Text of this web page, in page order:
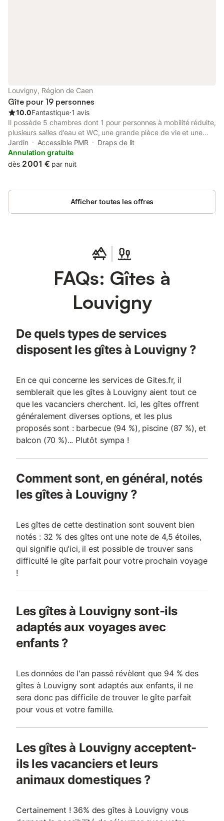
Louvigny, Région de Caen
Gîte pour 19 personnes
10.0Fantastique⋅1 avis
Il possède 5 chambres dont 1 pour personnes à mobilité réduite,
plusieurs salles d'eau et WC, une grande pièce de vie et une
cuisine professionnelle.Vous séjournerez dans l'ancienne grange
de ce magnifique Domaine datant de 1780 . Ses 300m2 vous
offriront, le temps d'un week-end ou d'un séjour, le confort,
tout en pierre de Caen et poutre apparentes, une cuisine
équipée semi-professionnelle avec piano gaz, four électrique,
micro-ondes et chambre froide. 19 couchages répartis en 5
et 1 chambre de 3) et une mezzanine où abrite un coin repos.
Différents espaces de repos sont également proposés. Les
écuries ouvertes et sa cour de 300m2 entierement clos vous
permettra de profiter des extérieurs pour les repas en période
profiter du pré avec nos chevaux.
Jardin Accessible PMR
Draps de lit
Annulation gratuite
dès 2 001 € par nuit
Afficher toutes les offres
FAQs: Gîtes à
Louvigny
De quels types de services
disposent les gîtes à Louvigny ?
En ce qui concerne les services de Gites.fr, il
semblerait que les gîtes à Louvigny aient tout ce
que les vacanciers cherchent. Ici, les gîtes offrent
généralement diverses options, et les plus
proposés sont : barbecue (94 %), piscine (87 %), et
balcon (70 %)... Plutôt sympa !
Comment sont, en général, notés
les gîtes à Louvigny ?
Les gîtes de cette destination sont souvent bien
notés : 32 % des gîtes ont une note de 4,5 étoiles,
qui signifie qu'ici, il est possible de trouver sans
difficulté le gîte parfait pour votre prochain voyage
!
Les gîtes à Louvigny sont-ils
adaptés aux voyages avec
enfants ?
Les données de l'an passé révèlent que 94 % des
gîtes à Louvigny sont adaptés aux enfants, il ne
sera donc pas difficile de trouver le gîte parfait
pour vous et votre famille.
Les gîtes à Louvigny acceptent-
ils les vacanciers et leurs
animaux domestiques ?
Certainement ! 36% des gîtes à Louvigny vous